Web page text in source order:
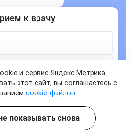
к врачу
о конфиденциальности
и сервис Яндекс Метрика.
этот сайт, вы соглашаетесь с
cookie-файлов.
показывать снова